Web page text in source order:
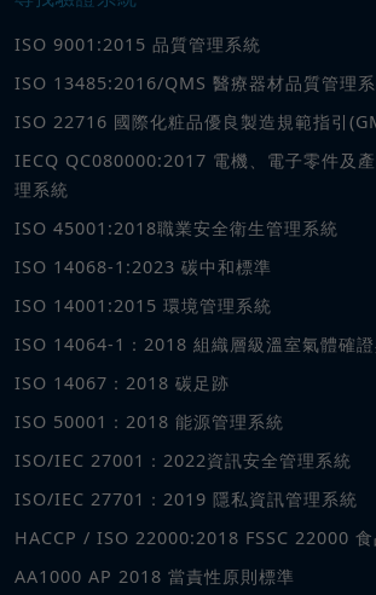
ISO 9001:2015 品質管理系統
ISO 13485:2016/QMS 醫療器材品質管理
ISO 22716 國際化粧品優良製造規範指引
IECQ QC080000:2017 電機、電子零件及
理系統
ISO 45001:2018職業安全衛生管理系統
ISO 14068-1:2023 碳中和標準
ISO 14001:2015 環境管理系統
ISO 14064-1：2018 組織層級溫室氣體確證
ISO 14067：2018 碳足跡
ISO 50001：2018 能源管理系統
ISO/IEC 27001：2022資訊安全管理系統
ISO/IEC 27701：2019 隱私資訊管理系統
HACCP / ISO 22000:2018 FSSC 22000 食
AA1000 AP 2018 當責性原則標準